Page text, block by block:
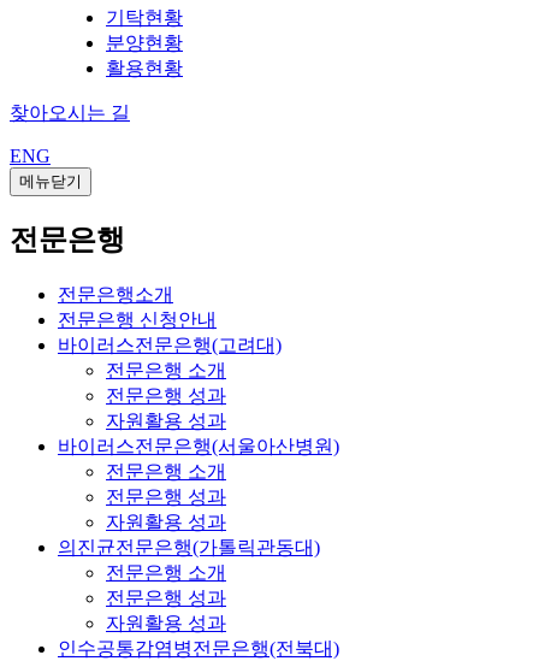
기탁현황
분양현황
활용현황
찾아오시는 길
ENG
메뉴닫기
전문은행
전문은행소개
전문은행 신청안내
바이러스전문은행(고려대)
전문은행 소개
전문은행 성과
자원활용 성과
바이러스전문은행(서울아산병원)
전문은행 소개
전문은행 성과
자원활용 성과
의진균전문은행(가톨릭관동대)
전문은행 소개
전문은행 성과
자원활용 성과
인수공통감염병전문은행(전북대)